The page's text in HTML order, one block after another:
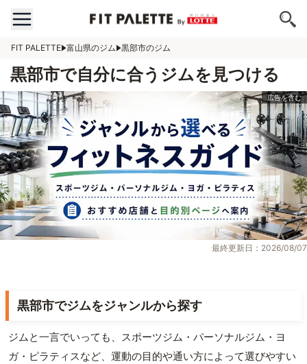
FIT PALETTE 富山県のジム 黒部市のジム
黒部市で自分に合うジムを見つける
最終更新日：2026/08/07
黒部市でジムをジャンルから探す
ジムと一言でいっても、スポーツジム・パーソナルジム・ヨ
ガ・ピラティスなど、運動の目的や通い方によって選びやすい